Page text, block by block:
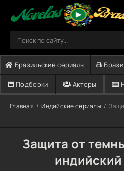
Бразильские сериалы
Подборки Актеры
Главная Индийские сериалы
Защита от